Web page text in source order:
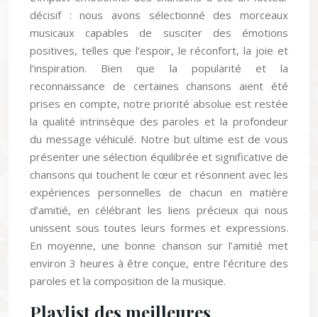
décisif : nous avons sélectionné des morceaux
musicaux capables de susciter des émotions
positives, telles que l’espoir, le réconfort, la joie et
l’inspiration. Bien que la popularité et la
reconnaissance de certaines chansons aient été
prises en compte, notre priorité absolue est restée
la qualité intrinsèque des paroles et la profondeur
du message véhiculé. Notre but ultime est de vous
présenter une sélection équilibrée et significative de
chansons qui touchent le cœur et résonnent avec les
expériences personnelles de chacun en matière
d’amitié, en célébrant les liens précieux qui nous
unissent sous toutes leurs formes et expressions.
En moyenne, une bonne chanson sur l’amitié met
environ 3 heures à être conçue, entre l’écriture des
paroles et la composition de la musique.
Playlist des meilleures